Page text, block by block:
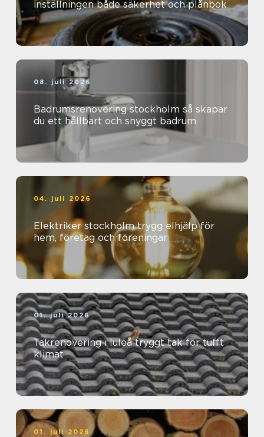
inställningen både säkerhet och plånbok
08. juli 2026
Badrumsrenovering stockholm så skapar
du ett hållbart och snyggt badrum
04. juli 2026
Elektriker stockholm trygg elhjälp för
hem, företag och föreningar
01. juli 2026
Takrenovering i luleå tryggt tak för tufft
klimat
01. juli 2026